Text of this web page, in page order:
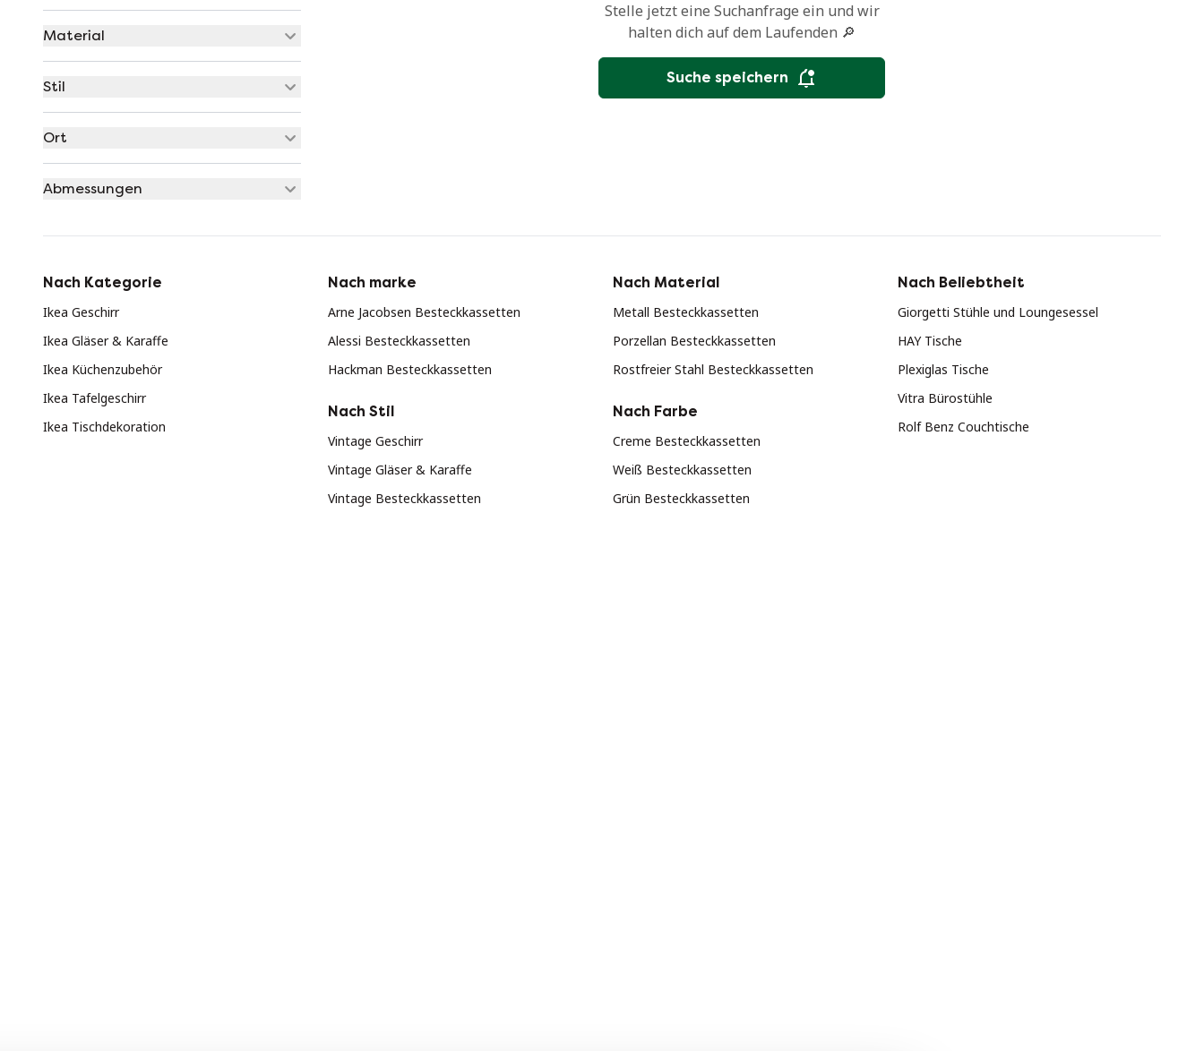
Material
Stil
Ort
Abmessungen
Stelle jetzt eine Suchanfrage ein und wir
halten dich auf dem Laufenden 🔎
Suche speichern
Nach Kategorie
Ikea Geschirr
Ikea Gläser & Karaffe
Ikea Küchenzubehör
Ikea Tafelgeschirr
Ikea Tischdekoration
Nach marke
Arne Jacobsen Besteckkassetten
Alessi Besteckkassetten
Hackman Besteckkassetten
Nach Stil
Vintage Geschirr
Vintage Gläser & Karaffe
Vintage Besteckkassetten
Nach Material
Metall Besteckkassetten
Porzellan Besteckkassetten
Rostfreier Stahl Besteckkassetten
Nach Farbe
Creme Besteckkassetten
Weiß Besteckkassetten
Grün Besteckkassetten
Nach Beliebtheit
Giorgetti Stühle und Loungesessel
HAY Tische
Plexiglas Tische
Vitra Bürostühle
Rolf Benz Couchtische